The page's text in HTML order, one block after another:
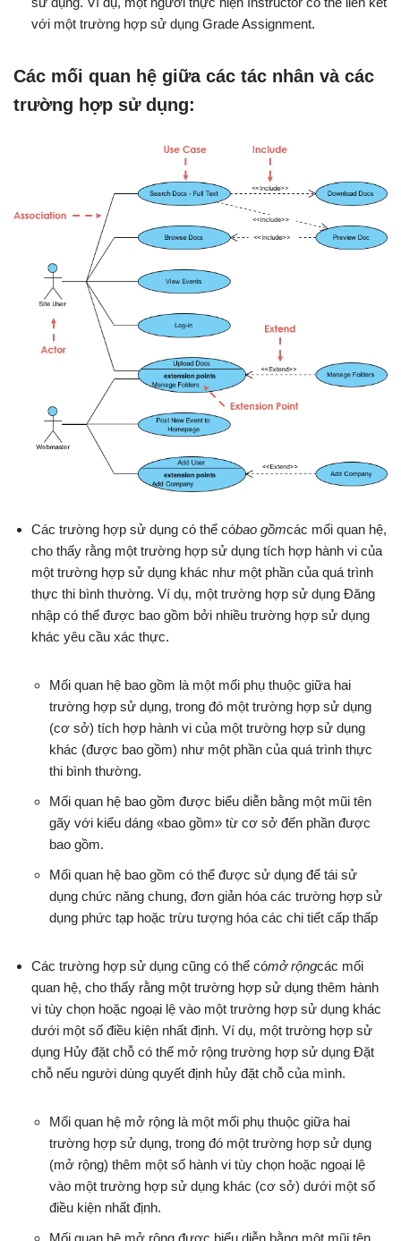
với một trường hợp sử dụng Grade Assignment.
Các mối quan hệ giữa các tác nhân và các
trường hợp sử dụng:
Các trường hợp sử dụng có thể cóbao gồmcác mối quan hệ,
cho thấy rằng một trường hợp sử dụng tích hợp hành vi của
một trường hợp sử dụng khác như một phần của quá trình
thực thi bình thường. Ví dụ, một trường hợp sử dụng Đăng
nhập có thể được bao gồm bởi nhiều trường hợp sử dụng
khác yêu cầu xác thực.
Mối quan hệ bao gồm là một mối phụ thuộc giữa hai
trường hợp sử dụng, trong đó một trường hợp sử dụng
(cơ sở) tích hợp hành vi của một trường hợp sử dụng
khác (được bao gồm) như một phần của quá trình thực
thi bình thường.
Mối quan hệ bao gồm được biểu diễn bằng một mũi tên
gãy với kiểu dáng «bao gồm» từ cơ sở đến phần được
bao gồm.
Mối quan hệ bao gồm có thể được sử dụng để tái sử
dụng chức năng chung, đơn giản hóa các trường hợp sử
dụng phức tạp hoặc trừu tượng hóa các chi tiết cấp thấp
Các trường hợp sử dụng cũng có thể cómở rộngcác mối
quan hệ, cho thấy rằng một trường hợp sử dụng thêm hành
vi tùy chọn hoặc ngoại lệ vào một trường hợp sử dụng khác
dưới một số điều kiện nhất định. Ví dụ, một trường hợp sử
dụng Hủy đặt chỗ có thể mở rộng trường hợp sử dụng Đặt
chỗ nếu người dùng quyết định hủy đặt chỗ của mình.
Mối quan hệ mở rộng là một mối phụ thuộc giữa hai
trường hợp sử dụng, trong đó một trường hợp sử dụng
(mở rộng) thêm một số hành vi tùy chọn hoặc ngoại lệ
vào một trường hợp sử dụng khác (cơ sở) dưới một số
điều kiện nhất định.
Mối quan hệ mở rộng được biểu diễn bằng một mũi tên